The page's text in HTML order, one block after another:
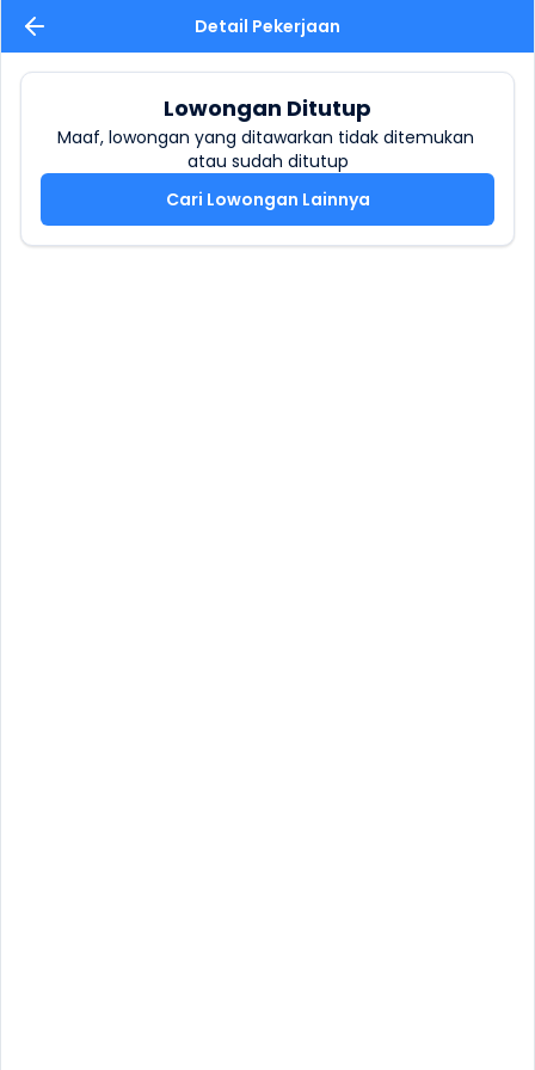
Detail Pekerjaan
Lowongan Ditutup
Maaf, lowongan yang ditawarkan tidak ditemukan
atau sudah ditutup
Cari Lowongan Lainnya